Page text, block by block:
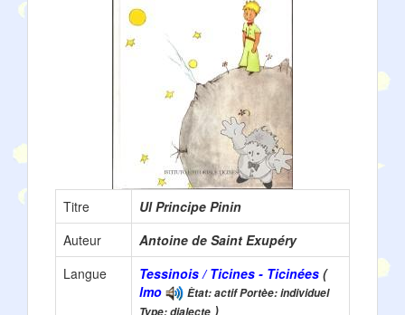
Titre
Ul Principe Pinin
Auteur
Antoine de Saint Exupéry
Langue
Tessinois / Ticines - Ticinées (
lmo
Ètat: actif Portèe: individuel
Type: dialecte )